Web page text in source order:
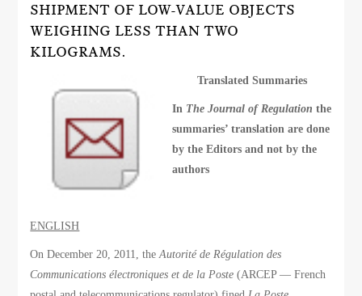
SHIPMENT OF LOW-VALUE OBJECTS
WEIGHING LESS THAN TWO
KILOGRAMS.
Translated Summaries
In The Journal of Regulation the
summaries’ translation are done
by the Editors and not by the
authors
ENGLISH
On December 20, 2011, the Autorité de Régulation des
Communications électroniques et de la Poste(ARCEP — French